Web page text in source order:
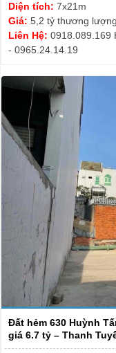
Diện tích: 7x21m
Giá: 5,2 tỷ thương lượng
Liên Hệ: 0918.089.169
- 0965.24.14.19
Đất hẻm 630 Huỳnh
giá 6.7 tỷ – Thanh